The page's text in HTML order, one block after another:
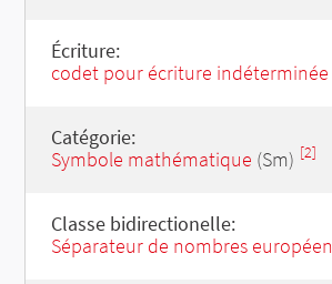
Écriture:
codet pour écriture indéterminée
Catégorie:
Symbole mathématique (Sm) [2]
Classe bidirectionelle:
Séparateur de nombres européen